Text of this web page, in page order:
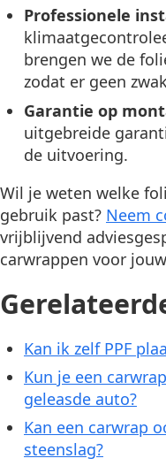
Professionele
brengen we de
zodat er geen
Garantie op
uitgebreide
de uitvoering.
Wil je weten welke
gebruik past? Neem
vrijblijvend
carwrappen voor
Kan ik zelf PPF
Kun je een
geleasde auto?
Kan een carwrap
steenslag?